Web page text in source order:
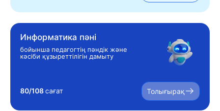
Информатика пәні
бойынша педагогтің пәндік және
кәсіби құзыреттілігін дамыту
80/108сағат Толығырақ